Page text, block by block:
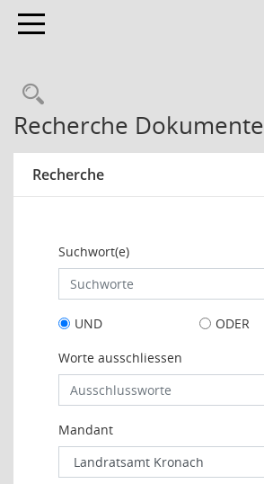
Toggle navigation
Rechercheauswahl
Recherche Dokumente
Recherche
Suchwort(e)
UND
ODER
Worte ausschliessen
Mandant